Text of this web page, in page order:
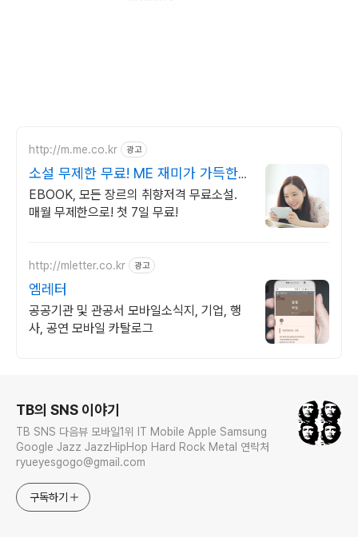
http://m.me.co.kr 광고
소설 무제한 무료! ME 재미가 가득한
곳!
EBOOK, 모든 장르의 취향저격 무료소설.
매월 무제한으로! 첫 7일 무료!
http://mletter.co.kr 광고
엠레터
공공기관 및 관공서 모바일소식지, 기업, 행
사, 공연 모바일 카탈로그
TB의 SNS 이야기
TB SNS 다음뷰 모바일1위 IT Mobile Apple Samsung
Google Jazz JazzHipHop Hard Rock Metal 연락처
ryueyesgogo@gmail.com
구독하기